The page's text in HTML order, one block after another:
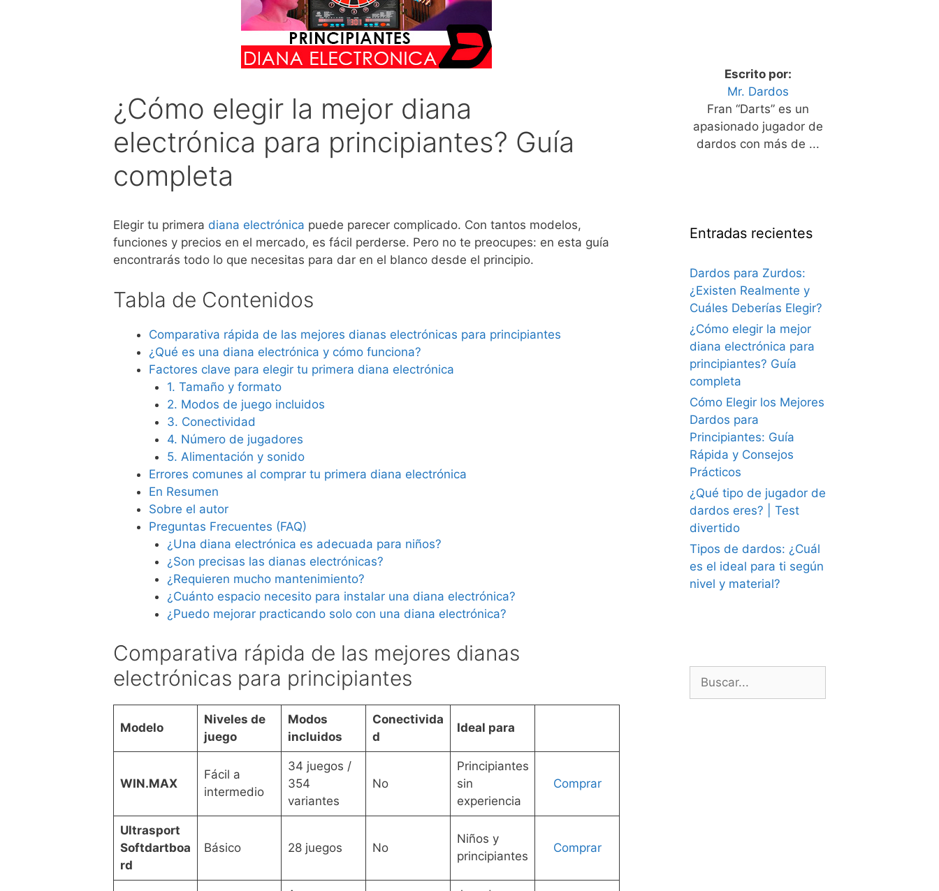
¿Cómo elegir la mejor diana
electrónica para principiantes? Guía
completa
Elegir tu primera diana electrónica puede parecer complicado. Con tantos modelos,
funciones y precios en el mercado, es fácil perderse. Pero no te preocupes: en esta guía
encontrarás todo lo que necesitas para dar en el blanco desde el principio.
Tabla de Contenidos
Comparativa rápida de las mejores dianas electrónicas para principiantes
¿Qué es una diana electrónica y cómo funciona?
Factores clave para elegir tu primera diana electrónica
1. Tamaño y formato
2. Modos de juego incluidos
3. Conectividad
4. Número de jugadores
5. Alimentación y sonido
Errores comunes al comprar tu primera diana electrónica
En Resumen
Sobre el autor
Preguntas Frecuentes (FAQ)
¿Una diana electrónica es adecuada para niños?
¿Son precisas las dianas electrónicas?
¿Requieren mucho mantenimiento?
¿Cuánto espacio necesito para instalar una diana electrónica?
¿Puedo mejorar practicando solo con una diana electrónica?
Comparativa rápida de las mejores dianas
electrónicas para principiantes
Modelo
Niveles de
juego
Modos
incluidos
Conectivida
d
Ideal para
WIN.MAX
Fácil a
intermedio
34 juegos /
354
variantes
No
Principiantes
sin
experiencia
Comprar
Ultrasport
Softdartboa
rd
Básico 28 juegos No
Niños y
principiantes
Comprar
Escrito por:
Mr. Dardos
Fran “Darts” es un
apasionado jugador de
dardos con más de ...
Entradas recientes
Dardos para Zurdos:
¿Existen Realmente y
Cuáles Deberías Elegir?
¿Cómo elegir la mejor
diana electrónica para
principiantes? Guía
completa
Cómo Elegir los Mejores
Dardos para
Principiantes: Guía
Rápida y Consejos
Prácticos
¿Qué tipo de jugador de
dardos eres? | Test
divertido
Tipos de dardos: ¿Cuál
es el ideal para ti según
nivel y material?
Buscar: